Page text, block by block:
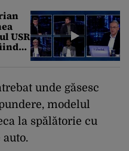
USR
unde găsesc
modelul
la spălătorie cu